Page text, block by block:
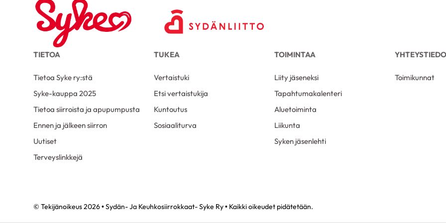
TIETOA
Tietoa Syke ry:stä
Syke-kauppa 2025
Tietoa siirroista ja apupumpusta
Ennen ja jälkeen siirron
Uutiset
Terveyslinkkejä
TUKEA
Vertaistuki
Etsi vertaistukija
Kuntoutus
Sosiaaliturva
TOIMINTAA
Liity jäseneksi
Tapahtumakalenteri
Aluetoiminta
Liikunta
Syken jäsenlehti
Toimikunnat
© Tekijänoikeus 2026 • Sydän- Ja Keuhkosiirrokkaat- Syke Ry • Kaikki oikeudet pidätetään.